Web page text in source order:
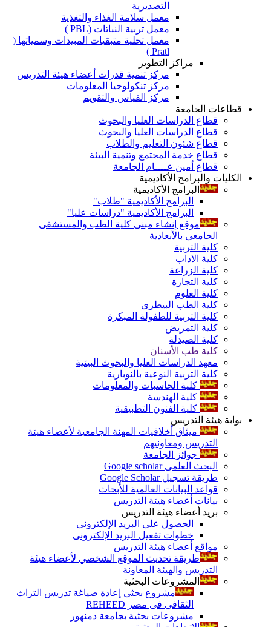
التصديرية
معمل سلامة الغذاء والتغذية
معمل تربية النباتات (PBL )
معمل تحلية متبقيات المبيدات وسمياتها (
Pratl )
مراكز التطوير
مركز تنمية قدرات أعضاء هيئة التدريس
مركز تنكولوجيا المعلومات
مركز القياس والتقويم
قطاعات الجامعة
قطاع الدراسات العليا والبحوث
قطاع الدراسات العليا والبحوث
قطاع شئون التعليم والطلاب
قطاع خدمة المجتمع وتنمية البيئة
قطاع أمين عــــام الجامعة
الكليات والبرامج الأكاديمية
البرامج الأكاديمية
البرامج الأكاديمية "طلاب"
البرامج الأكاديمية "دراسات عليا"
موقع إنشاء مبنى كلية الطب والمستشفى
الجامعي بالأبعادية
كلية التربية
كلية الاداب
كلية الزراعة
كلية التجارة
كلية العلوم
كلية الطب البيطرى
كلية التربية للطفولة المبكرة
كلية التمريض
كلية الصيدلة
كلية طب الأسنان
معهد الدراسات العليا والبحوث البيئية
كلية التربية النوعية بالنوبارية
كلية الحاسبات والمعلومات
كلية الهندسة
كلية الفنون التطبيقية
بوابة هيئة التدريس
ميثاق أخلاقيات المهنة الجامعية لأعضاء هيئة
التدريس ومعاونيهم
جوائز الجامعة
البحث العلمى Google scholar
طريقة تسجيل Google Scholar
قواعد البيانات العالمية للأبحاث
بيانات أعضاء هيئة التدريس
بريد أعضاء هيئة التدريس
الحصول على البريد الإلكترونى
خطوات تفعيل البريد الإلكترونى
مواقع أعضاء هيئة التدريس
طريقة تحديث الموقع الشخصي لأعضاء هيئة
التدريس والهيئة المعاونة
المشروعات البحثية
مشروع بحثى إعادة صياغة تدريس التراث
الثقافى فى مصر REHEED
مشروعات بحثية بجامعة دمنهور